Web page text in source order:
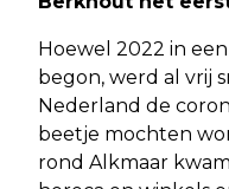
Hoewel 2022 in
begon, werd al vrij
Nederland de
beetje mochten
rond Alkmaar